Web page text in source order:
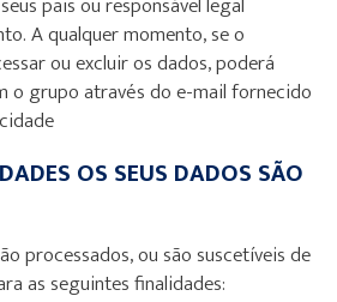
A qualquer momento, se o
ou excluir os dados, poderá
o grupo através do e-mail fornecido
OS SEUS DADOS SÃO
processados, ou são suscetíveis de
as seguintes finalidades: